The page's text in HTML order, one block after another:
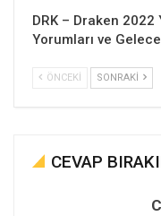
DRK – Draken 2022
Yorumları ve
ÖNCEKI SONRAKI
CEVAP